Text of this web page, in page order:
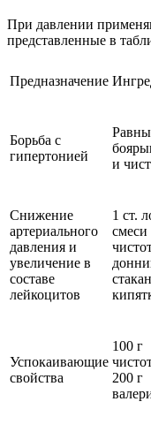
При давлении
представленные в
Предназначение
Борьба с
гипертонией
и
Снижение
артериального
давления и
увеличение в
составе
лейкоцитов
1 ст.
смеси
стакан
Успокаивающие
свойства
100 г
200 г